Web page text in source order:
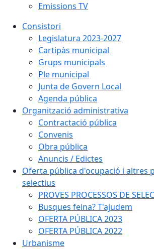
Emissions TV
Consistori
Legislatura 2023-2027
Cartipàs municipal
Grups municipals
Ple municipal
Junta de Govern Local
Agenda pública
Organització administrativa
Contractació pública
Convenis
Obra pública
Anuncis / Edictes
Oferta pública d'ocupació i altres
selectius
PROVES PROCESSOS DE
Busques feina? T'ajudem
OFERTA PÚBLICA 2023
OFERTA PÚBLICA 2022
Urbanisme